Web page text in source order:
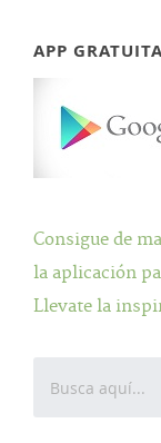
APP
Consigue de
la aplicación
Llevate la